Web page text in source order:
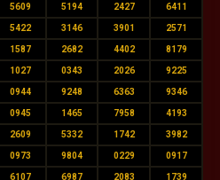
5609 5194 2427 6411
5422 3146 3901 2571
1587 2682 4402 8179
1027 0343 2026 9225
0944 9248 6363 9346
0945 1465 7958 4193
2609 5332 1742 3982
0973 9804 0229 0917
6107 6987 2083 1739